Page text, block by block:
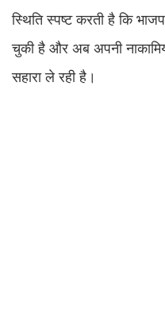
स्थिति स्पष्ट करती है कि
चुकी है और अब अपनी
सहारा ले रही है।